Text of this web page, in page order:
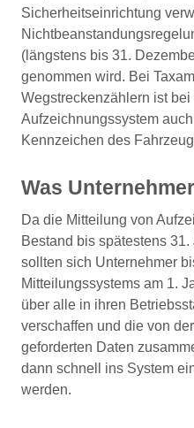
Sicherheitseinrichtung
(längstens bis 31.
genommen wird. Bei
Wegstreckenzählern ist
Aufzeichnungssystem
Kennzeichen des
Was
Da die Mitteilung von
Bestand bis spätestens
sollten sich Unternehmer
Mitteilungssystems am 1.
über alle in ihren
verschaffen und die von
geforderten Daten
dann schnell ins System
werden.